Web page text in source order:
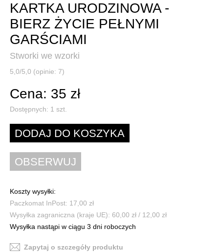
KARTKA URODZINOWA -
BIERZ ŻYCIE PEŁNYMI
GARŚCIAMI
Stworki we wzorki
5,0/5,0 (opinie: 7)
Cena: 35 zł
Dostępnych: 1 szt.
Koszty wysyłki:
Paczkomat InPost: 17,00 zł
Wysyłka zagraniczna (kraje UE): 60,00 zł / 12,00 zł
Wysyłka nastąpi w ciągu 3 dni roboczych
Zapytaj o szczegóły produktu